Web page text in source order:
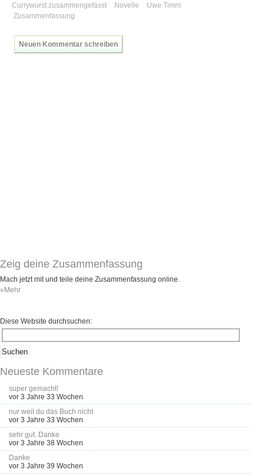
Currywurst zusammengefasst
Novelle
Uwe Timm
Zusammenfassung
Neuen Kommentar schreiben
Zeig deine Zusammenfassung
Mach jetzt mit und teile deine Zusammenfassung online.
»Mehr
Diese Website durchsuchen:
Neueste Kommentare
super gemacht!
vor 3 Jahre 33 Wochen
nur weil du das Buch nicht
vor 3 Jahre 33 Wochen
sehr gut. Danke
vor 3 Jahre 38 Wochen
Danke
vor 3 Jahre 39 Wochen